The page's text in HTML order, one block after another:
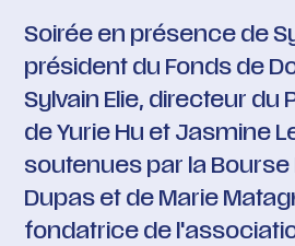
Soirée en présence de
président du Fonds de
Sylvain Elie, directeur du
de Yurie Hu et Jasmine
soutenues par la Bourse
Dupas et de Marie
fondatrice de